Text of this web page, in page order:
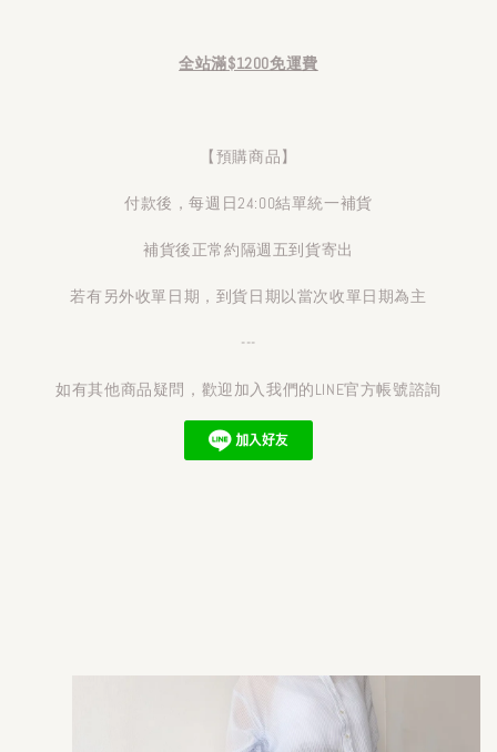
全站滿$1200免運費
【預購商品】
付款後，每週日24:00結單統一補貨
補貨後正常約隔週五到貨寄出
若有另外收單日期，到貨日期以當次收單日期為主
---
如有其他商品疑問，歡迎加入我們的LINE官方帳號諮詢